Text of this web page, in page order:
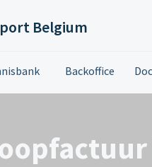
Belgium
Backoffice